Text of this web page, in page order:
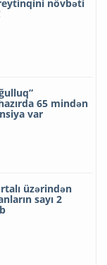
növbəti
65 mindən
var
üzərindən
sayı 2